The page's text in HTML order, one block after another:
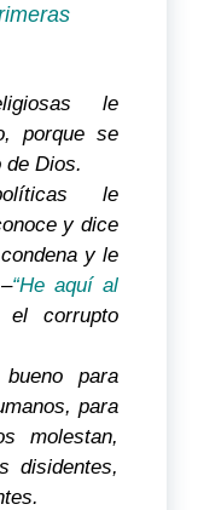
le
porque se
Dios.
le
y dice
y le
“He aquí al
corrupto
para
para
molestan,
disidentes,